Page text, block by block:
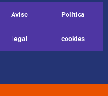
Aviso
legal
Política
cookies